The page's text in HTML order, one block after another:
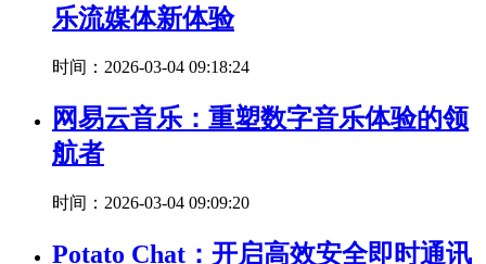
乐流媒体新体验
时间：2026-03-04 09:18:24
网易云音乐：重塑数字音乐体验的领
航者
时间：2026-03-04 09:09:20
Potato Chat：开启高效安全即时通讯